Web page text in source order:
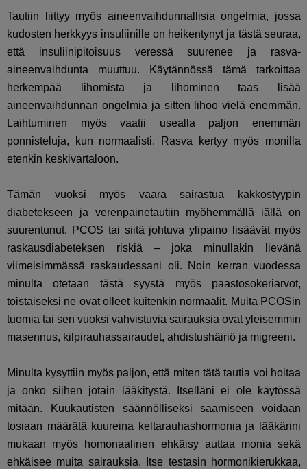
Tautiin liittyy myös aineenvaihdunnallisia ongelmia, jossa
kudosten herkkyys insuliinille on heikentynyt ja tästä seuraa,
että insuliinipitoisuus veressä suurenee ja rasva-
aineenvaihdunta muuttuu. Käytännössä tämä tarkoittaa
herkempää lihomista ja lihominen taas lisää
aineenvaihdunnan ongelmia ja sitten lihoo vielä enemmän.
Laihtuminen myös vaatii usealla paljon enemmän
ponnisteluja, kun normaalisti. Rasva kertyy myös monilla
etenkin keskivartaloon.
Tämän vuoksi myös vaara sairastua kakkostyypin
diabetekseen ja verenpainetautiin myöhemmällä iällä on
suurentunut. PCOS tai siitä johtuva ylipaino lisäävät myös
raskausdiabeteksen riskiä – joka minullakin lievänä
viimeisimmässä raskaudessani oli. Noin kerran vuodessa
minulta otetaan tästä syystä myös paastosokeriarvot,
toistaiseksi ne ovat olleet kuitenkin normaalit. Muita PCOSin
tuomia tai sen vuoksi vahvistuvia sairauksia ovat yleisemmin
masennus, kilpirauhassairaudet, ahdistushäiriö ja migreeni.
Minulta kysyttiin myös paljon, että miten tätä tautia voi hoitaa
ja onko siihen jotain lääkitystä. Itselläni ei ole käytössä
mitään. Kuukautisten säännölliseksi saamiseen voidaan
tosiaan määrätä kuureina keltarauhashormonia ja lääkärini
mukaan myös homonaalinen ehkäisy auttaa monia sekä
ehkäisee muita sairauksia. Itse testasin hormonikierukkaa,